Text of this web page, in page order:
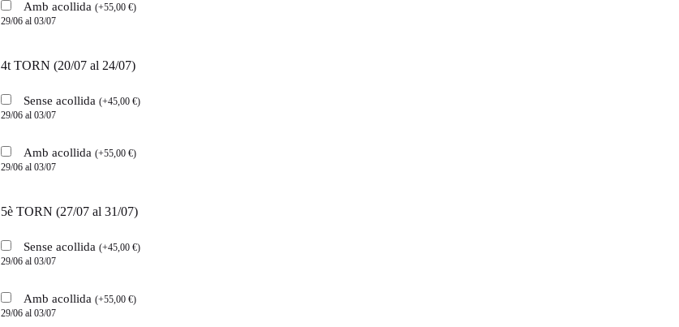
Amb acollida (+55,00 €)
29/06 al 03/07
4t TORN (20/07 al 24/07)
Sense acollida (+45,00 €)
29/06 al 03/07
Amb acollida (+55,00 €)
29/06 al 03/07
5è TORN (27/07 al 31/07)
Sense acollida (+45,00 €)
29/06 al 03/07
Amb acollida (+55,00 €)
29/06 al 03/07